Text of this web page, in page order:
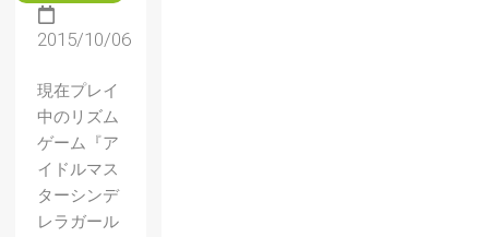
2015/10/06
現在プレイ
中のリズム
ゲーム『ア
イドルマス
ターシンデ
レラガール